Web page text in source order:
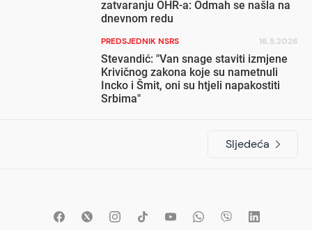
zatvaranju OHR-a: Odmah se našla na
dnevnom redu
PREDSJEDNIK NSRS 16.5.2026
Stevandić: "Van snage staviti izmjene
Krivičnog zakona koje su nametnuli
Incko i Šmit, oni su htjeli napakostiti
Srbima"
Sljedeća